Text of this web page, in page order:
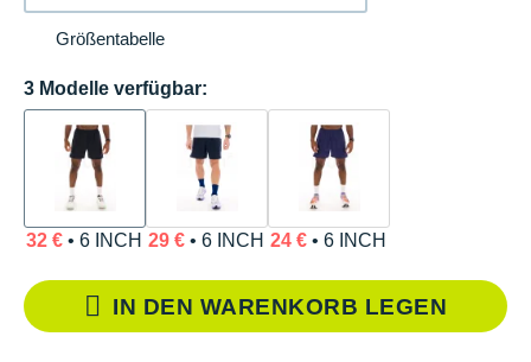
Größentabelle
3 Modelle verfügbar:
32 €• 6 INCH 29 €• 6 INCH 24 €• 6 INCH
IN DEN WARENKORB LEGEN